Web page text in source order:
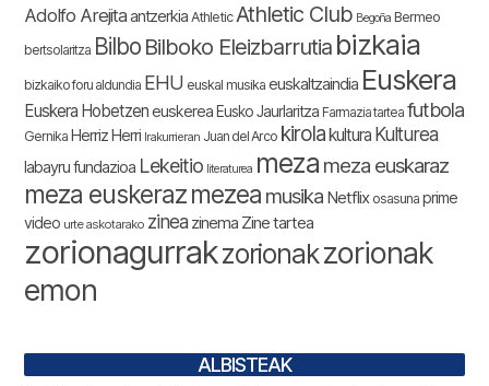
Adolfo Arejitaantzerkia Athletic Athletic Club Begoña Bermeo
bertsolaritza Bilbo Bilboko Eleizbarrutia bizkaia
bizkaiko foru aldundia EHU euskal musika euskaltzaindia Euskera
Euskera Hobetzeneuskerea Eusko Jaurlaritza Farmazia tartea futbola
Gernika Herriz Herri Irakurrieran Juan del Arco kirolakultura Kulturea
labayru fundazioa Lekeitio literaturea meza meza euskaraz
meza euskerazmezea musika Netflix osasuna prime
video urte askotarako zinea zinema Zine tartea
zorionagurrakzorionakzorionak
emon
ALBISTEAK